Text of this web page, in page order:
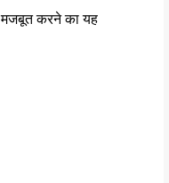
मजबूत करने का यह